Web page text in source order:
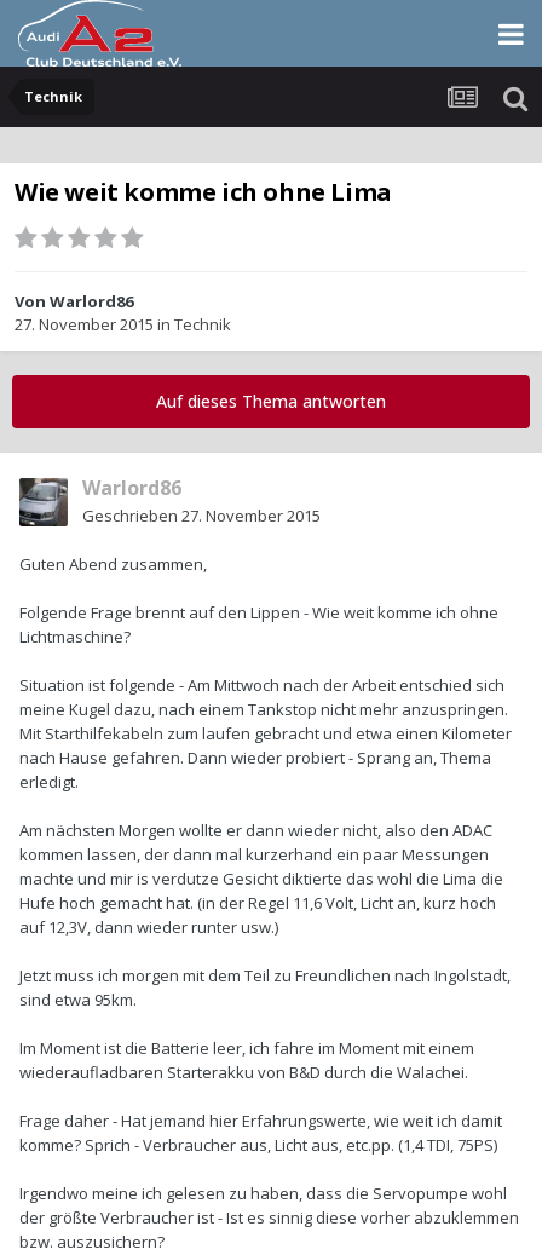
Technik
Wie weit komme ich ohne Lima
Von Warlord86
27. November 2015 in Technik
Auf dieses Thema antworten
Warlord86
Geschrieben 27. November 2015
Guten Abend zusammen,
Folgende Frage brennt auf den Lippen - Wie weit komme ich ohne
Lichtmaschine?
Situation ist folgende - Am Mittwoch nach der Arbeit entschied sich
meine Kugel dazu, nach einem Tankstop nicht mehr anzuspringen.
Mit Starthilfekabeln zum laufen gebracht und etwa einen Kilometer
nach Hause gefahren. Dann wieder probiert - Sprang an, Thema
erledigt.
Am nächsten Morgen wollte er dann wieder nicht, also den ADAC
kommen lassen, der dann mal kurzerhand ein paar Messungen
machte und mir is verdutze Gesicht diktierte das wohl die Lima die
Hufe hoch gemacht hat. (in der Regel 11,6 Volt, Licht an, kurz hoch
auf 12,3V, dann wieder runter usw.)
Jetzt muss ich morgen mit dem Teil zu Freundlichen nach Ingolstadt,
sind etwa 95km.
Im Moment ist die Batterie leer, ich fahre im Moment mit einem
wiederaufladbaren Starterakku von B&D durch die Walachei.
Frage daher - Hat jemand hier Erfahrungswerte, wie weit ich damit
komme? Sprich - Verbraucher aus, Licht aus, etc.pp. (1,4 TDI, 75PS)
Irgendwo meine ich gelesen zu haben, dass die Servopumpe wohl
der größte Verbraucher ist - Ist es sinnig diese vorher abzuklemmen
bzw. auszusichern?